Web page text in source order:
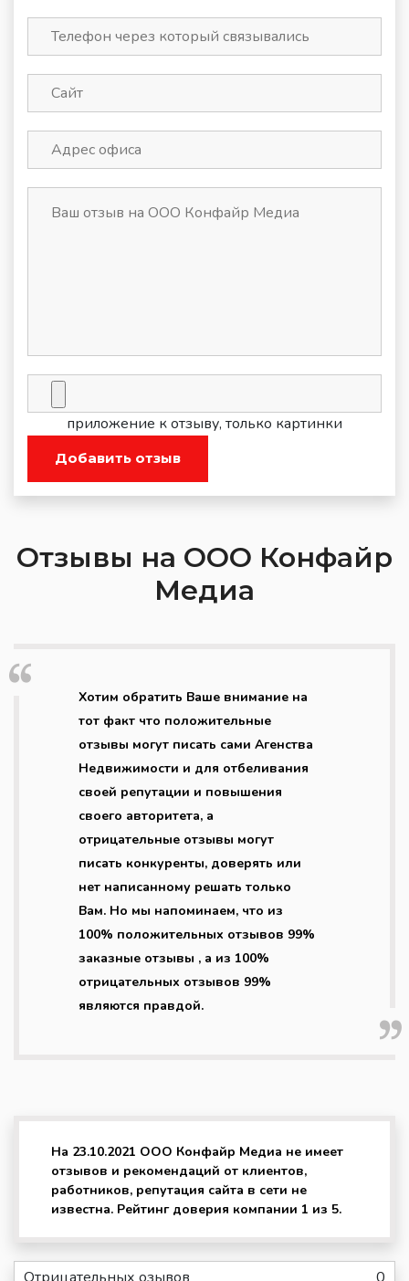
приложение к отзыву, только картинки
Добавить отзыв
Отзывы на ООО Конфайр
Медиа
Хотим обратить Ваше внимание на
тот факт что положительные
отзывы могут писать сами Агенства
Недвижимости и для отбеливания
своей репутации и повышения
своего авторитета, а
отрицательные отзывы могут
писать конкуренты, доверять или
нет написанному решать только
Вам. Но мы напоминаем, что из
100% положительных отзывов 99%
заказные отзывы , а из 100%
отрицательных отзывов 99%
являются правдой.
На 23.10.2021 ООО Конфайр Медиа не имеет
отзывов и рекомендаций от клиентов,
работников, репутация сайта в сети не
известна. Рейтинг доверия компании 1 из 5.